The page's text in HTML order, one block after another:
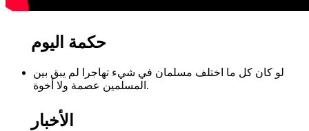
حكمة اليوم
لو كان كل ما اختلف مسلمان في شيء تهاجرا لم يبق بين
المسلمين عصمة ولا أخوة.
الأخبار